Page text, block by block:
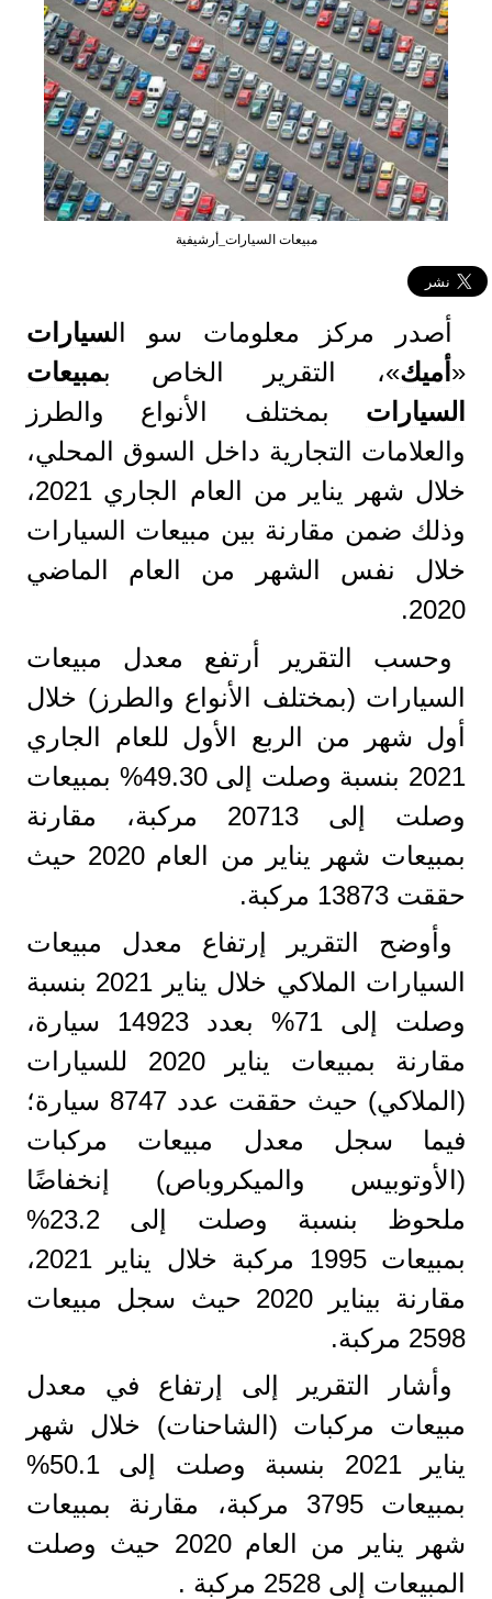
مبيعات السيارات_أرشيفية
أصدر مركز معلومات سو السيارات
« أميك»، التقرير الخاص بمبيعات
السيارات بمختلف الأنواع والطرز
والعلامات التجارية داخل السوق المحلي،
خلال شهر يناير من العام الجاري 2021،
وذلك ضمن مقارنة بين مبيعات السيارات
خلال نفس الشهر من العام الماضي
2020.
وحسب التقرير أرتفع معدل مبيعات
السيارات (بمختلف الأنواع والطرز) خلال
أول شهر من الربع الأول للعام الجاري
2021 بنسبة وصلت إلى 49.30% بمبيعات
وصلت إلى 20713 مركبة، مقارنة
بمبيعات شهر يناير من العام 2020 حيث
حققت 13873 مركبة.
وأوضح التقرير إرتفاع معدل مبيعات
السيارات الملاكي خلال يناير 2021 بنسبة
وصلت إلى 71% بعدد 14923 سيارة،
مقارنة بمبيعات يناير 2020 للسيارات
(الملاكي) حيث حققت عدد 8747 سيارة؛
فيما سجل معدل مبيعات مركبات
(الأوتوبيس والميكروباص) إنخفاضًا
ملحوظ بنسبة وصلت إلى 23.2%
بمبيعات 1995 مركبة خلال يناير 2021،
مقارنة بيناير 2020 حيث سجل مبيعات
2598 مركبة.
وأشار التقرير إلى إرتفاع في معدل
مبيعات مركبات (الشاحنات) خلال شهر
يناير 2021 بنسبة وصلت إلى 50.1%
بمبيعات 3795 مركبة، مقارنة بمبيعات
شهر يناير من العام 2020 حيث وصلت
المبيعات إلى 2528 مركبة .